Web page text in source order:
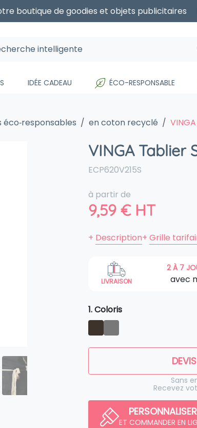
boutique de goodies et objets publicitaires
IDÉE CADEAU ÉCO-RESPONSABLE
en coton recyclé
VINGA Tablier
ECP620V215S
à partir de
9,59 €HT
+ Description+ Grille
LIVRAISON
2 À 7
avec
1. Coloris
Sans
Recevez
PERSONNALISER
ET COMMANDER EN